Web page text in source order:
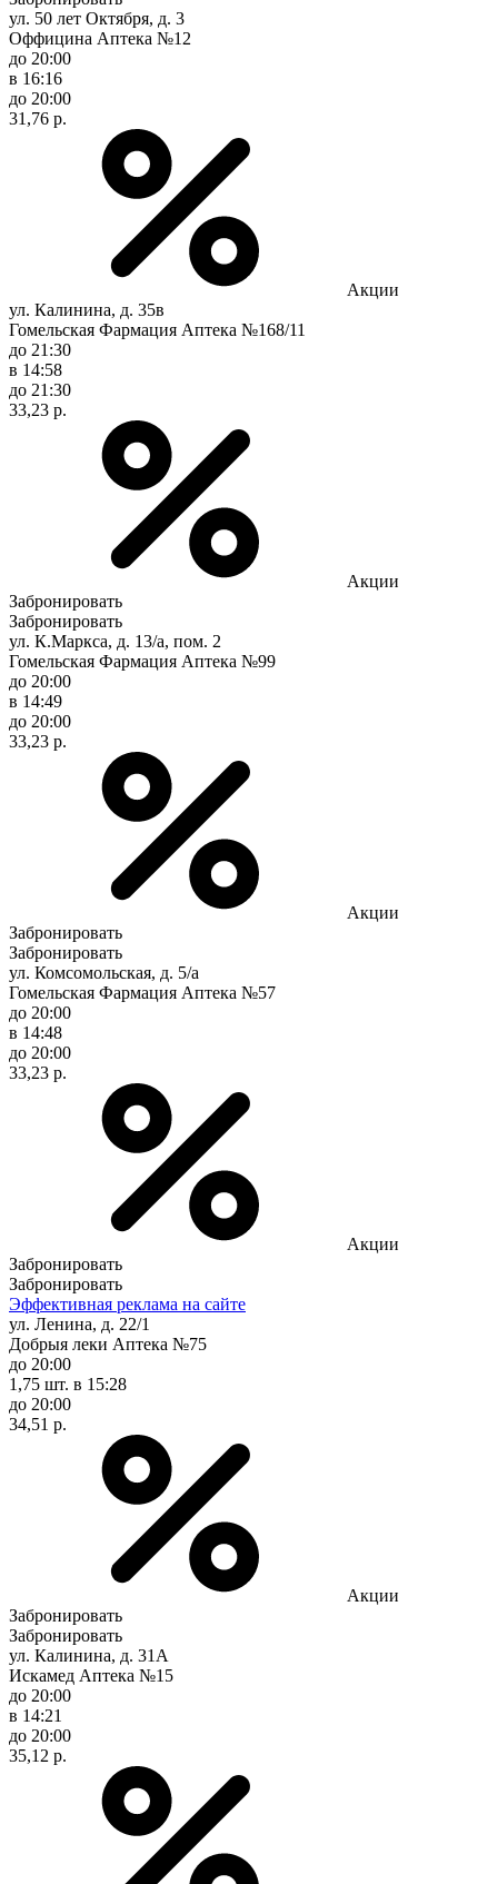
ул. 50 лет Октября, д. 3
Оффицина Аптека №12
до 20:00
в 16:16
до 20:00
31,76 р.
Акции
ул. Калинина, д. 35в
Гомельская Фармация Аптека №168/11
до 21:30
в 14:58
до 21:30
33,23 р.
Акции
Забронировать
Забронировать
ул. К.Маркса, д. 13/а, пом. 2
Гомельская Фармация Аптека №99
до 20:00
в 14:49
до 20:00
33,23 р.
Акции
Забронировать
Забронировать
ул. Комсомольская, д. 5/а
Гомельская Фармация Аптека №57
до 20:00
в 14:48
до 20:00
33,23 р.
Акции
Забронировать
Забронировать
Эффективная реклама на сайте
ул. Ленина, д. 22/1
Добрыя леки Аптека №75
до 20:00
1,75 шт. в 15:28
до 20:00
34,51 р.
Акции
Забронировать
Забронировать
ул. Калинина, д. 31А
Искамед Аптека №15
до 20:00
в 14:21
до 20:00
35,12 р.